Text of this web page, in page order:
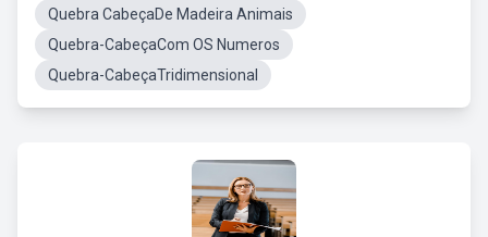
Quebra CabeçaDe Madeira Animais
Quebra-CabeçaCom OS Numeros
Quebra-CabeçaTridimensional